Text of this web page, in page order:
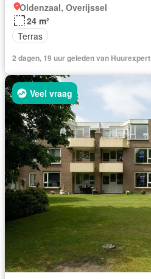
Oldenzaal, Overijssel
24 m²
Terras
2 dagen, 19 uur geleden van Huurexpert
Veel vraag